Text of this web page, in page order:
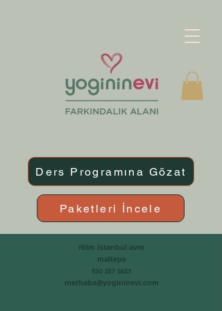
Ders Programına Gözat
Paketleri İncele
ritim istanbul avm
maltepe
530 257 2623
merhaba@yogininevi.com